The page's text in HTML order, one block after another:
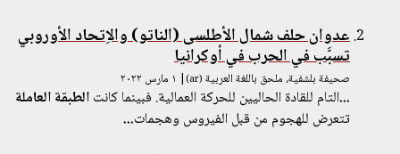
عدوان حلف شمال الأطلسى (الناتو) والاِتحاد الأوروبي
تسبَّب في الحرب في أوكرانيا
صحيفة بلشفية، ملحق باللغة العربية (ar) | ١ مارس ٢٠٢٢
...التام للقادة الحاليين للحركة العمالية. فبينما كانتالطبقةالعاملة
تتعرض للهجوم من قبل الفيروس وهجمات...